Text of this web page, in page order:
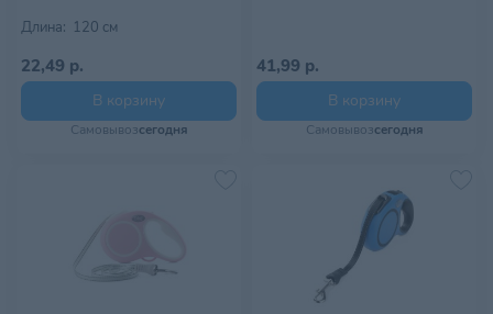
Длина: 120 см
22,49 р.
В корзину
Самовывозсегодня
41,99 р.
В корзину
Самовывозсегодня